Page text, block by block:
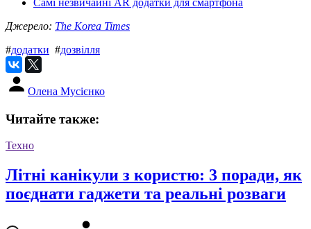
Джерело: The Korea Times
#додатки #дозвілля
Олена Мусієнко
Читайте также:
Техно
Літні канікули з користю: 3 поради, як
поєднати гаджети та реальні розваги